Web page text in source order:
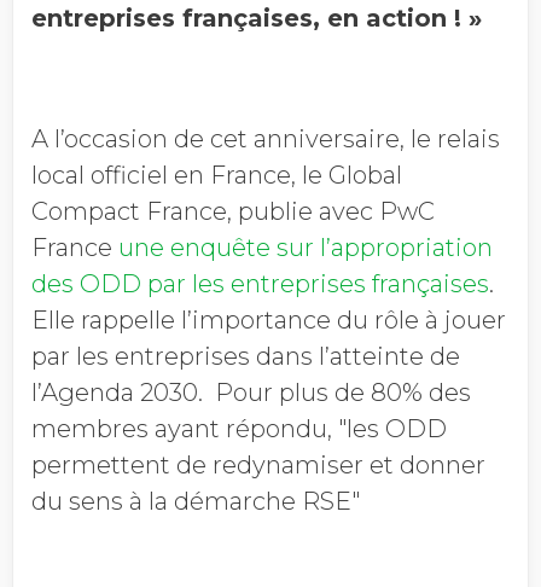
entreprises françaises, en action ! »
A l’occasion de cet anniversaire, le relais
local officiel en France, le Global
Compact France, publie avec PwC
France une enquête sur l’appropriation
des ODD par les entreprises françaises.
Elle rappelle l’importance du rôle à jouer
par les entreprises dans l’atteinte de
l’Agenda 2030. Pour plus de 80% des
membres ayant répondu, "les ODD
permettent de redynamiser et donner
du sens à la démarche RSE"